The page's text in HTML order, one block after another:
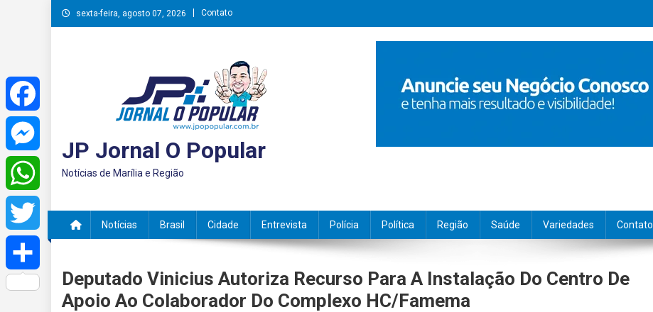
Skip
to
sexta-feira, agosto 07, 2026 Contato
JP Jornal O Popular
Notícias de Marília e Região
Notícias Brasil Cidade Entrevista Polícia Política Região Saúde Variedades Contato
Deputado Vinicius Autoriza Recurso Para A Instalação Do Centro De
Apoio Ao Colaborador Do Complexo HC/Famema
Facebook
Messenger
WhatsApp
Twitter
Share